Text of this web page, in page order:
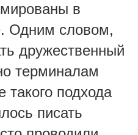
в
Одним словом,
дружественный
терминалам
такого подхода
писать